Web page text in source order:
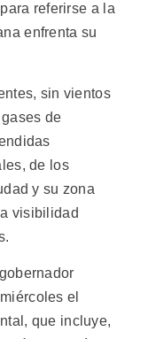
referirse a la
enfrenta su
sin vientos
de
de los
y su zona
visibilidad
el
que incluye,